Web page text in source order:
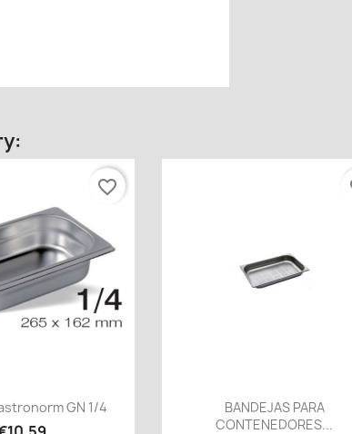
viewGN 1/4
favorite_border
Quick view
BANDEJAS PARA
CONTENEDORES...